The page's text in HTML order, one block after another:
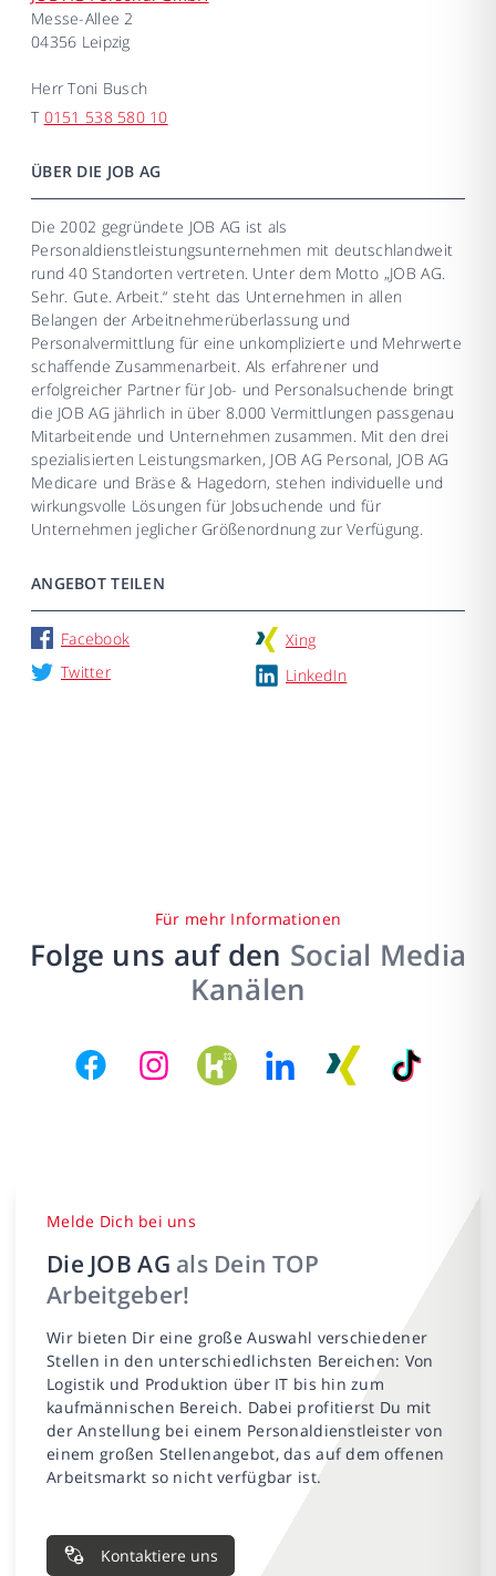
Messe-Allee 2
04356 Leipzig
Herr Toni Busch
T 0151 538 580 10
ÜBER DIE JOB AG
Die 2002 gegründete JOB AG ist als
Personaldienstleistungsunternehmen mit deutschlandweit
rund 40 Standorten vertreten. Unter dem Motto „JOB AG.
Sehr. Gute. Arbeit.“ steht das Unternehmen in allen
Belangen der Arbeitnehmerüberlassung und
Personalvermittlung für eine unkomplizierte und Mehrwerte
schaffende Zusammenarbeit. Als erfahrener und
erfolgreicher Partner für Job- und Personalsuchende bringt
die JOB AG jährlich in über 8.000 Vermittlungen passgenau
Mitarbeitende und Unternehmen zusammen. Mit den drei
spezialisierten Leistungsmarken, JOB AG Personal, JOB AG
Medicare und Bräse & Hagedorn, stehen individuelle und
wirkungsvolle Lösungen für Jobsuchende und für
Unternehmen jeglicher Größenordnung zur Verfügung.
ANGEBOT TEILEN
Facebook
Twitter
Xing
LinkedIn
Für mehr Informationen
Folge uns auf den Social Media
Kanälen
Melde Dich bei uns
Die JOB AG als Dein TOP
Arbeitgeber!
Wir bieten Dir eine große Auswahl verschiedener
Stellen in den unterschiedlichsten Bereichen: Von
Logistik und Produktion über IT bis hin zum
kaufmännischen Bereich. Dabei profitierst Du mit
der Anstellung bei einem Personaldienstleister von
einem großen Stellenangebot, das auf dem offenen
Arbeitsmarkt so nicht verfügbar ist.
Kontaktiere uns